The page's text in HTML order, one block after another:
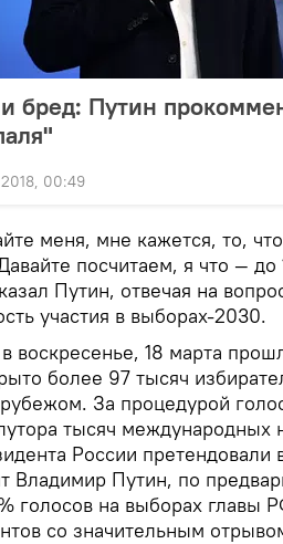
бред: Путин
00:49
меня, мне кажется, то,
посчитаем, я что — до
Путин, отвечая на
участия в выборах-2030.
воскресенье, 18 марта
более 97 тысяч
За процедурой
тысяч международных
России
Владимир Путин, по
голосов на выборах главы
со значительным